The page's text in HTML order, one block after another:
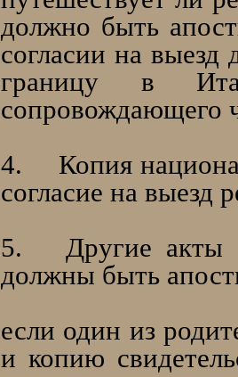
должно быть
согласии на выезд
границу в
сопровождающего
4.
Копия
согласие на выезд
5.
Другие акты
должны быть
если один из
и копию